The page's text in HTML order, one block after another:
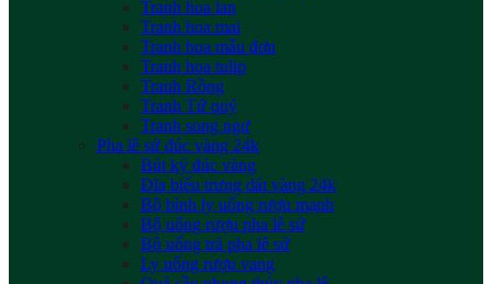
Tranh hoa lan
Tranh hoa mai
Tranh hoa mẫu đơn
Tranh hoa tulip
Tranh Rồng
Tranh Tứ quý
Tranh song ngư
Pha lê sứ đúc vàng 24k
Bút ký đúc vàng
Đĩa biểu trưng dát vàng 24k
Bộ bình ly uống rượu mạnh
Bộ uống rượu pha lê sứ
Bộ uống trà pha lê sứ
Ly uống rượu vang